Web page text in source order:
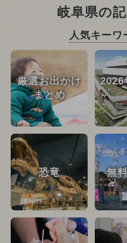
岐阜県の
人気キーワ
厳選お出かけ
まとめ
2026
恐竜 無